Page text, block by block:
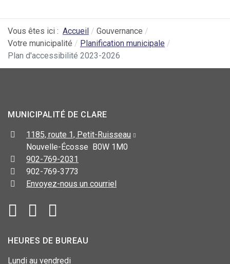
Vous êtes ici : Accueil
Gouvernance
Votre municipalité
Planification municipale
Plan d'accessibilité 2023-2026
MUNICIPALITÉ DE CLARE
1185, route 1, Petit-Ruisseau
Nouvelle-Écosse B0W 1M0
902-769-2031
902-769-3773
Envoyez-nous un courriel
HEURES DE BUREAU
Lundi au vendredi